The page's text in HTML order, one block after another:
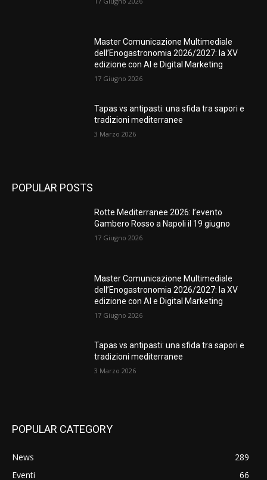
Master Comunicazione Multimediale
dell’Enogastronomia 2026/2027: la XV
edizione con AI e Digital Marketing
17 Giugno 2026
Tapas vs antipasti: una sfida tra sapori e
tradizioni mediterranee
3 Marzo 2026
POPULAR POSTS
Rotte Mediterranee 2026: l’evento
Gambero Rosso a Napoli il 19 giugno
17 Giugno 2026
Master Comunicazione Multimediale
dell’Enogastronomia 2026/2027: la XV
edizione con AI e Digital Marketing
17 Giugno 2026
Tapas vs antipasti: una sfida tra sapori e
tradizioni mediterranee
3 Marzo 2026
POPULAR CATEGORY
News
289
Eventi
66